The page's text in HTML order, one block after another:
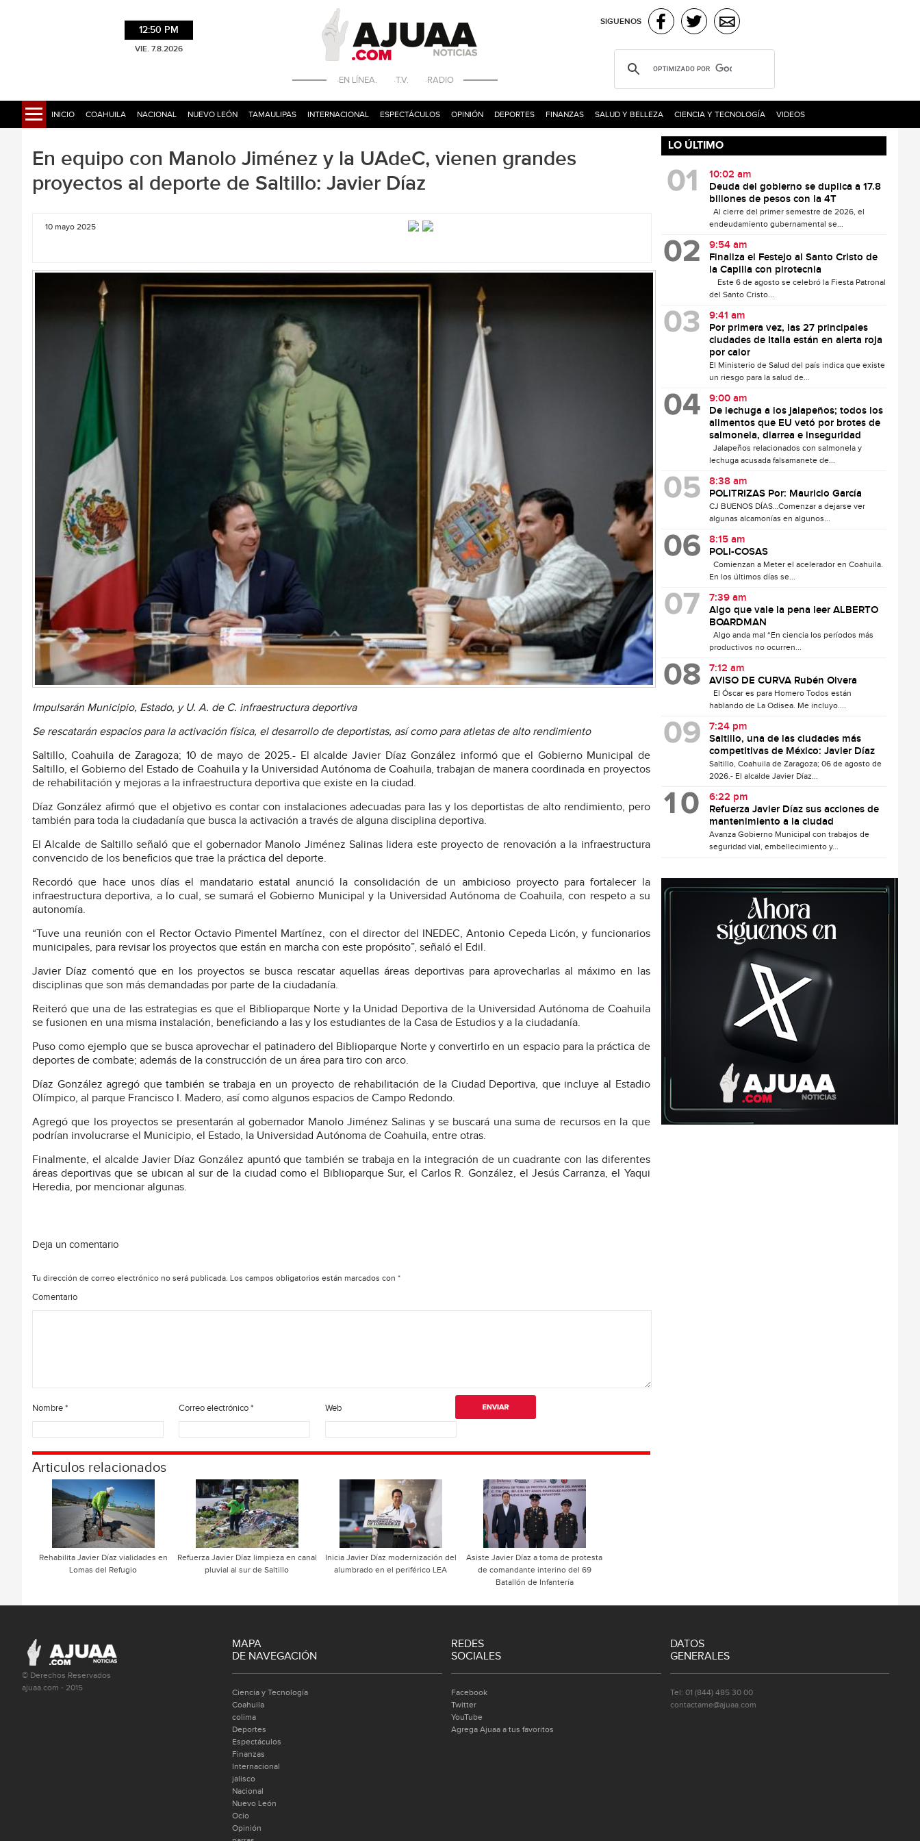
12:50 PM
VIE. 7.8.2026
·EN LÍNEA. ·T.V. ·RADIO
SIGUENOS
INICIO COAHUILA NACIONAL NUEVO LEÓN TAMAULIPAS INTERNACIONAL ESPECTÁCULOS OPINIÓN DEPORTES FINANZAS SALUD Y BELLEZA CIENCIA Y TECNOLOGÍA VIDEOS
En equipo con Manolo Jiménez y la UAdeC, vienen grandes
proyectos al deporte de Saltillo: Javier Díaz
10 mayo 2025
Impulsarán Municipio, Estado, y U. A. de C. infraestructura deportiva
Se rescatarán espacios para la activación física, el desarrollo de deportistas, así como para atletas de alto rendimiento
Saltillo, Coahuila de Zaragoza; 10 de mayo de 2025.- El alcalde Javier Díaz González informó que el Gobierno Municipal de
Saltillo, el Gobierno del Estado de Coahuila y la Universidad Autónoma de Coahuila, trabajan de manera coordinada en proyectos
de rehabilitación y mejoras a la infraestructura deportiva que existe en la ciudad.
Díaz González afirmó que el objetivo es contar con instalaciones adecuadas para las y los deportistas de alto rendimiento, pero
también para toda la ciudadanía que busca la activación a través de alguna disciplina deportiva.
El Alcalde de Saltillo señaló que el gobernador Manolo Jiménez Salinas lidera este proyecto de renovación a la infraestructura
convencido de los beneficios que trae la práctica del deporte.
Recordó que hace unos días el mandatario estatal anunció la consolidación de un ambicioso proyecto para fortalecer la
infraestructura deportiva, a lo cual, se sumará el Gobierno Municipal y la Universidad Autónoma de Coahuila, con respeto a su
autonomía.
“Tuve una reunión con el Rector Octavio Pimentel Martínez, con el director del INEDEC, Antonio Cepeda Licón, y funcionarios
municipales, para revisar los proyectos que están en marcha con este propósito”, señaló el Edil.
Javier Díaz comentó que en los proyectos se busca rescatar aquellas áreas deportivas para aprovecharlas al máximo en las
disciplinas que son más demandadas por parte de la ciudadanía.
Reiteró que una de las estrategias es que el Biblioparque Norte y la Unidad Deportiva de la Universidad Autónoma de Coahuila
se fusionen en una misma instalación, beneficiando a las y los estudiantes de la Casa de Estudios y a la ciudadanía.
Puso como ejemplo que se busca aprovechar el patinadero del Biblioparque Norte y convertirlo en un espacio para la práctica de
deportes de combate; además de la construcción de un área para tiro con arco.
Díaz González agregó que también se trabaja en un proyecto de rehabilitación de la Ciudad Deportiva, que incluye al Estadio
Olímpico, al parque Francisco I. Madero, así como algunos espacios de Campo Redondo.
Agregó que los proyectos se presentarán al gobernador Manolo Jiménez Salinas y se buscará una suma de recursos en la que
podrían involucrarse el Municipio, el Estado, la Universidad Autónoma de Coahuila, entre otras.
Finalmente, el alcalde Javier Díaz González apuntó que también se trabaja en la integración de un cuadrante con las diferentes
áreas deportivas que se ubican al sur de la ciudad como el Biblioparque Sur, el Carlos R. González, el Jesús Carranza, el Yaqui
Heredia, por mencionar algunas.
Deja un comentario
Tu dirección de correo electrónico no será publicada. Los campos obligatorios están marcados con *
Comentario
Nombre* Correo electrónico* Web
Articulos relacionados
Rehabilita Javier Díaz vialidades en
Lomas del Refugio
Refuerza Javier Díaz limpieza en canal
pluvial al sur de Saltillo
Inicia Javier Díaz modernización del
alumbrado en el periférico LEA
Asiste Javier Díaz a toma de protesta
de comandante interino del 69
Batallón de Infantería
LO ÚLTIMO
10:02 am
Deuda del gobierno se duplica a 17.8
billones de pesos con la 4T
Al cierre del primer semestre de 2026, el
endeudamiento gubernamental se...
9:54 am
Finaliza el Festejo al Santo Cristo de
la Capilla con pirotecnia
Este 6 de agosto se celebró la Fiesta Patronal
del Santo Cristo...
9:41 am
Por primera vez, las 27 principales
ciudades de Italia están en alerta roja
por calor
El Ministerio de Salud del país indica que existe
un riesgo para la salud de...
9:00 am
De lechuga a los jalapeños; todos los
alimentos que EU vetó por brotes de
salmonela, diarrea e inseguridad
Jalapeños relacionados con salmonela y
lechuga acusada falsamanete de...
8:38 am
POLITRIZAS Por: Mauricio García
CJ BUENOS DÍAS…Comenzar a dejarse ver
algunas alcamonías en algunos...
8:15 am
POLI-COSAS
Comienzan a Meter el acelerador en Coahuila.
En los últimos días se...
7:39 am
Algo que vale la pena leer ALBERTO
BOARDMAN
Algo anda mal “En ciencia los períodos más
productivos no ocurren...
7:12 am
AVISO DE CURVA Rubén Olvera
El Óscar es para Homero Todos están
hablando de La Odisea. Me incluyo....
7:24 pm
Saltillo, una de las ciudades más
competitivas de México: Javier Díaz
Saltillo, Coahuila de Zaragoza; 06 de agosto de
2026.- El alcalde Javier Díaz...
6:22 pm
Refuerza Javier Díaz sus acciones de
mantenimiento a la ciudad
Avanza Gobierno Municipal con trabajos de
seguridad vial, embellecimiento y...
© Derechos Reservados
ajuaa.com - 2015
MAPA
DE NAVEGACIÓN
Ciencia y Tecnología
Coahuila
colima
Deportes
Espectáculos
Finanzas
Internacional
jalisco
Nacional
Nuevo León
Ocio
Opinión
REDES
SOCIALES
Facebook
Twitter
YouTube
Agrega Ajuaa a tus favoritos
DATOS
GENERALES
Tel: 01 (844) 485 30 00
contactame@ajuaa.com